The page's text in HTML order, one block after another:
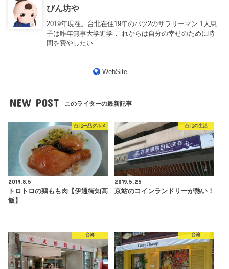
びん坊や
2019年現在。台北在住19年のバツ2のサラリーマン 1人息
子は昨年無事大学進学 これからは自分の幸せのために時
間を費やしたい
WebSite
NEW POST このライターの最新記事
台北一品グルメ
2019.8.5
トロトロの鶏もも肉【伊通街知高
飯】
台北の生活
2019.5.25
京站のコインランドリーが熱い！
台湾 台湾